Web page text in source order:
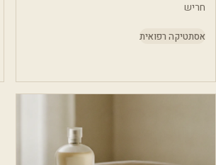
חריש
אסתטיקה רפואית